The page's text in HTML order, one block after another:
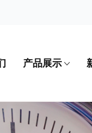
产品展示